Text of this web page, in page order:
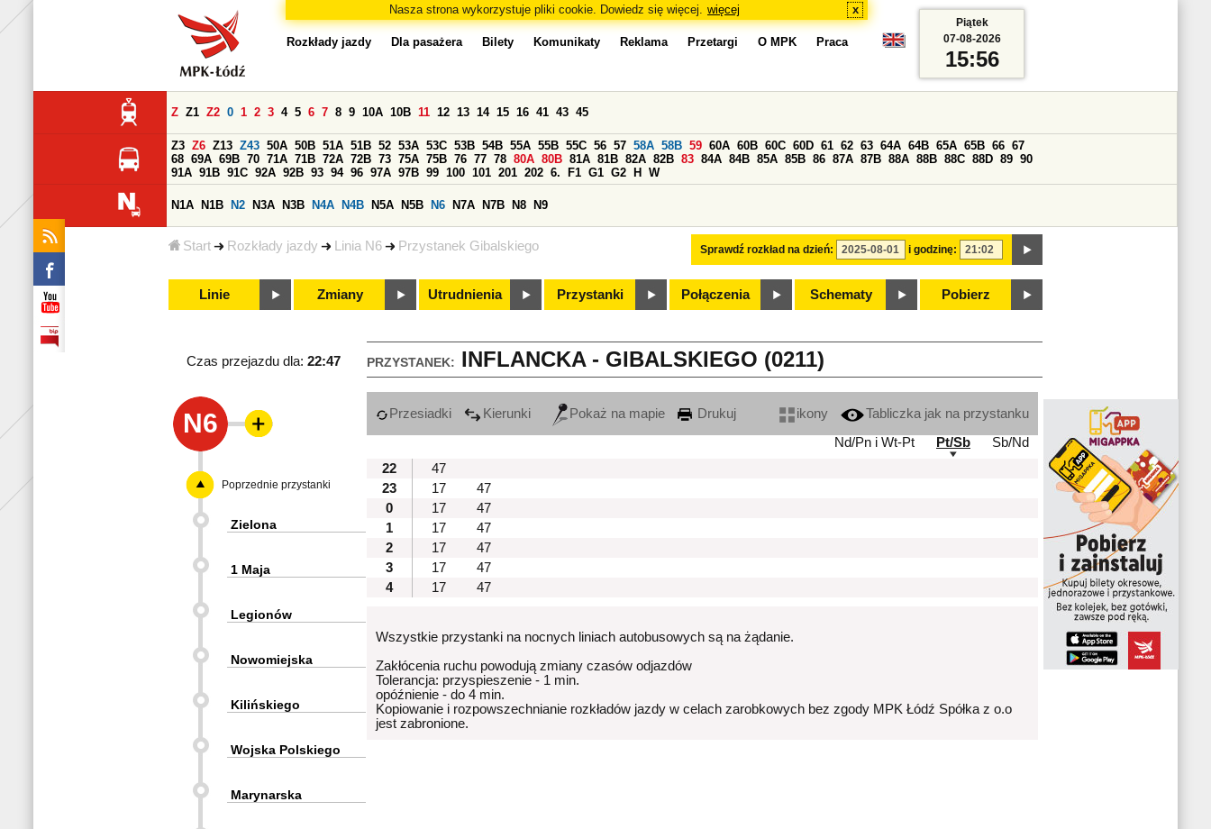
Nasza strona wykorzystuje pliki cookie. Dowiedz się więcej. więcej x
Start Rozkłady jazdy Linia N6 Przystanek Gibalskiego
Rozkłady jazdy Dla pasażera Bilety Komunikaty Reklama Przetargi O MPK Praca
Sprawdź rozkład na dzień: i godzinę:
Z Z1 Z2 0 1 2 3 4 5 6 7 8 9 10A 10B 11 12 13 14 15 16 41 43 45
Z3 Z6 Z13 Z43 50A 50B 51A 51B 52 53A 53C 53B 54B 55A 55B 55C 56 57 58A 58B 59 60A 60B 60C 60D 61 62 63 64A 64B 65A 65B 66 67
68 69A 69B 70 71A 71B 72A 72B 73 75A 75B 76 77 78 80A 80B 81A 81B 82A 82B 83 84A 84B 85A 85B 86 87A 87B 88A 88B 88C 88D 89 90
91A 91B 91C 92A 92B 93 94 96 97A 97B 99 100 101 201 202 6. F1 G1 G2 H W
N1A N1B N2 N3A N3B N4A N4B N5A N5B N6 N7A N7B N8 N9
Linie Zmiany Utrudnienia Przystanki Połączenia Schematy Pobierz
Piątek
07-08-2026
15:56
PRZYSTANEK: INFLANCKA - GIBALSKIEGO (0211)
Czas przejazdu dla: 22:47
N6 Przesiadki Kierunki Pokaż na mapie Drukuj ikony
Tabliczka jak na przystanku
Nd/Pn i Wt-Pt
Pt/Sb
Sb/Nd
22
47
23
17
47
0
17
47
1
17
47
2
17
47
3
17
47
4
17 47
Wszystkie przystanki na nocnych liniach autobusowych są na żądanie.
Zakłócenia ruchu powodują zmiany czasów odjazdów
Tolerancja: przyspieszenie - 1 min.
opóźnienie - do 4 min.
Kopiowanie i rozpowszechnianie rozkładów jazdy w celach zarobkowych bez zgody MPK Łódź Spółka z o.o
jest zabronione.
Poprzednie przystanki
Zielona
1 Maja
Legionów
Nowomiejska
Kilińskiego
Wojska Polskiego
Marynarska